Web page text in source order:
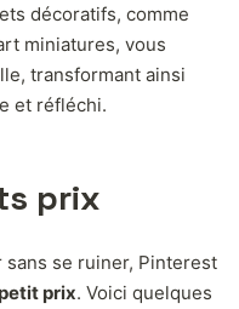
décoratifs, comme
miniatures, vous
transformant ainsi
et réfléchi.
prix
se ruiner, Pinterest
prix. Voici quelques